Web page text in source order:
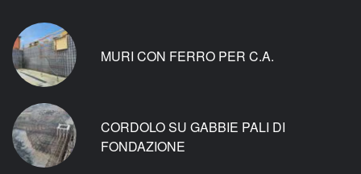
MURI CON FERRO PER C.A.
CORDOLO SU GABBIE PALI DI
FONDAZIONE